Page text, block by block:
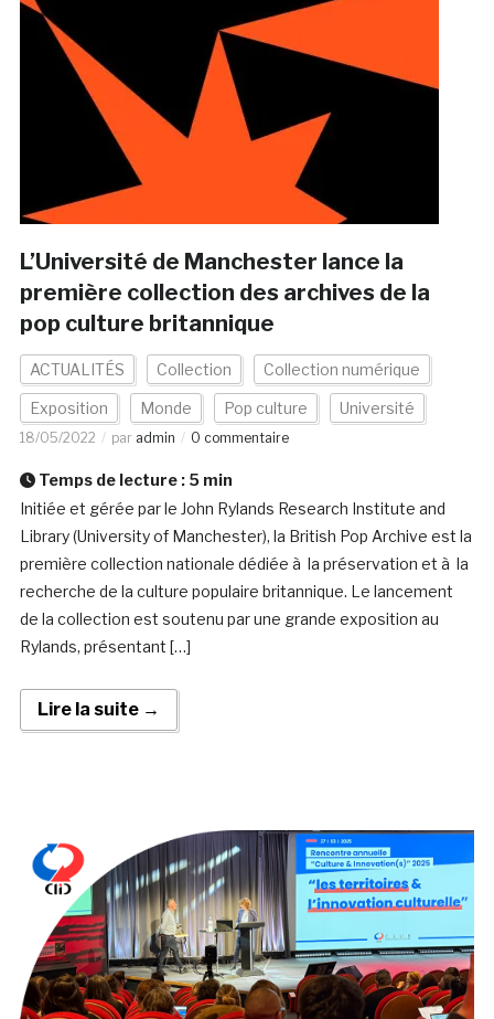
L’Université de Manchester lance la
première collection des archives de la
pop culture britannique
ACTUALITÉS Collection Collection numérique
Exposition Monde Pop culture Université
18/05/2022 par admin 0 commentaire
Temps de lecture : 5 min
Initiée et gérée par le John Rylands Research Institute and
Library (University of Manchester), la British Pop Archive est la
première collection nationale dédiée à la préservation et à la
recherche de la culture populaire britannique. Le lancement
de la collection est soutenu par une grande exposition au
Rylands, présentant […]
Lire la suite →